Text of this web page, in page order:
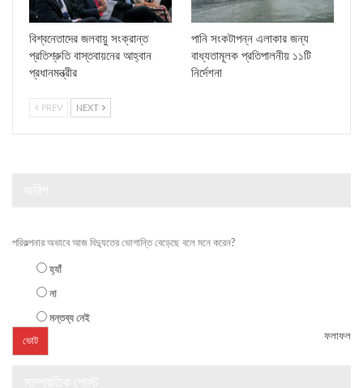
বিশ্বনেতাদের জলবায়ু সংক্রান্ত
প্রতিশ্রুতি বাস্তবায়নের আহ্বান
প্রধানমন্ত্রীর
পানি সংকটাপন্ন এলাকার জন্য
বাধ্যতামূলক প্রতিপালনীয় ১১টি
নির্দেশনা
PREV NEXT
পরিকল্পনার অভাবে আজ বিদ্যুতের ভোগান্তি বেড়েছে বলে মনে করেন?
হ্যাঁ
না
মন্তব্য নেই
ফলাফল